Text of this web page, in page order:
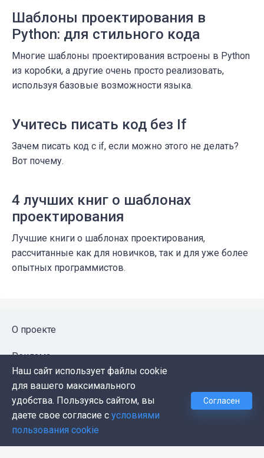
Шаблоны проектирования в
Python: для стильного кода
Многие шаблоны проектирования встроены в Python
из коробки, а другие очень просто реализовать,
используя базовые возможности языка.
Учитесь писать код без If
Зачем писать код с if, если можно этого не делать?
Вот почему.
4 лучших книг о шаблонах
проектирования
Лучшие книги о шаблонах проектирования,
рассчитанные как для новичков, так и для уже более
опытных программистов.
О проекте
Реклама
Публичная оферта
Политика конфиденциальности
Контакты
Наш сайт использует файлы cookie
для вашего максимального
удобства. Пользуясь сайтом, вы
даете свое согласие с условиями
пользования cookie
Согласен